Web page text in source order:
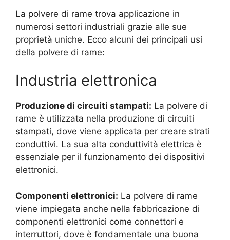
La polvere di rame trova applicazione in
numerosi settori industriali grazie alle sue
proprietà uniche. Ecco alcuni dei principali usi
della polvere di rame:
Industria elettronica
Produzione di circuiti stampati: La polvere di
rame è utilizzata nella produzione di circuiti
stampati, dove viene applicata per creare strati
conduttivi. La sua alta conduttività elettrica è
essenziale per il funzionamento dei dispositivi
elettronici.
Componenti elettronici: La polvere di rame
viene impiegata anche nella fabbricazione di
componenti elettronici come connettori e
interruttori, dove è fondamentale una buona